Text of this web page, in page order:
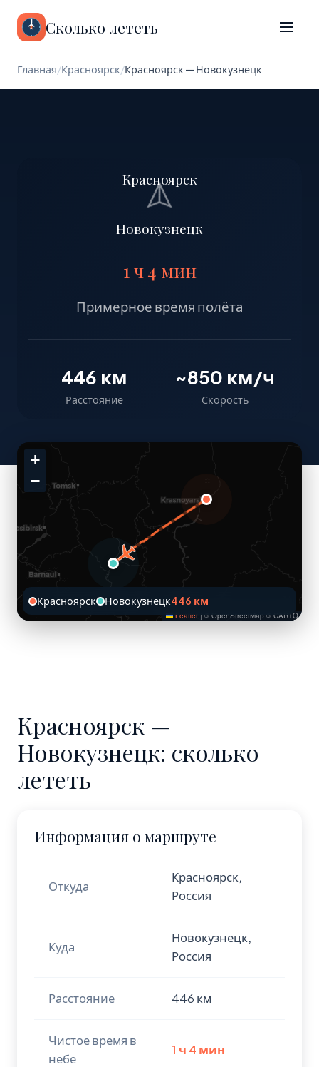
Сколько лететь
Главная/Красноярск/Красноярск — Новокузнецк
Красноярск
Новокузнецк
1 ч 4 мин
Примерное время полёта
446 км
Расстояние
~850 км/ч
Скорость
+
−
Leaflet | © OpenStreetMap © CARTO
Красноярск Новокузнецк446 км
Красноярск —
Новокузнецк: сколько
лететь
Информация о маршруте
Откуда
Красноярск,
Россия
Куда
Новокузнецк,
Россия
Расстояние 446 км
Чистое время в
небе
1 ч 4 мин